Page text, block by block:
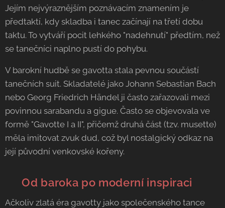
Jejím nejvýraznějším poznávacím znamením je
předtaktí, kdy skladba i tanec začínají na třetí dobu
taktu. To vytváří pocit lehkého "nadehnutí" předtím, než
se tanečníci naplno pustí do pohybu.
V barokní hudbě se gavotta stala pevnou součástí
tanečních suit. Skladatelé jako Johann Sebastian Bach
nebo Georg Friedrich Händel ji často zařazovali mezi
povinnou sarabandu a gigue. Často se objevovala ve
formě "Gavotte I a II", přičemž druhá část (tzv. musette)
měla imitovat zvuk dud, což byl nostalgický odkaz na
její původní venkovské kořeny.
🏛️ Od baroka po moderní inspiraci
Ačkoliv zlatá éra gavotty jako společenského tance